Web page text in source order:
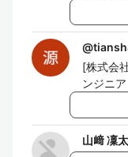
@
[株式会
ンジニア
山﨑 凜